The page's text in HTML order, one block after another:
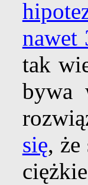
nawet
tak
bywa
się, że